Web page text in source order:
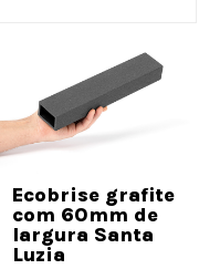
Ecobrise grafite
com 60mm de
largura Santa
Luzia